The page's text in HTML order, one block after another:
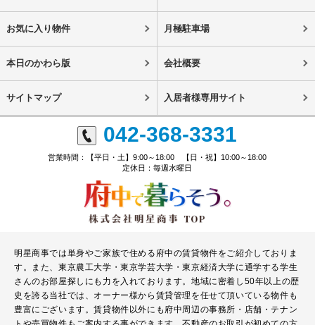
お気に入り物件 月極駐車場
本日のかわら版 会社概要
サイトマップ 入居者様専用サイト
042-368-3331
営業時間：【平日・土】9:00～18:00 【日・祝】10:00～18:00
定休日：毎週水曜日
明星商事では単身やご家族で住める府中の賃貸物件をご紹介しておりま
す。また、東京農工大学・東京学芸大学・東京経済大学に通学する学生
さんのお部屋探しにも力を入れております。地域に密着し50年以上の歴
史を誇る当社では、オーナー様から賃貸管理を任せて頂いている物件も
豊富にございます。賃貸物件以外にも府中周辺の事務所・店舗・テナン